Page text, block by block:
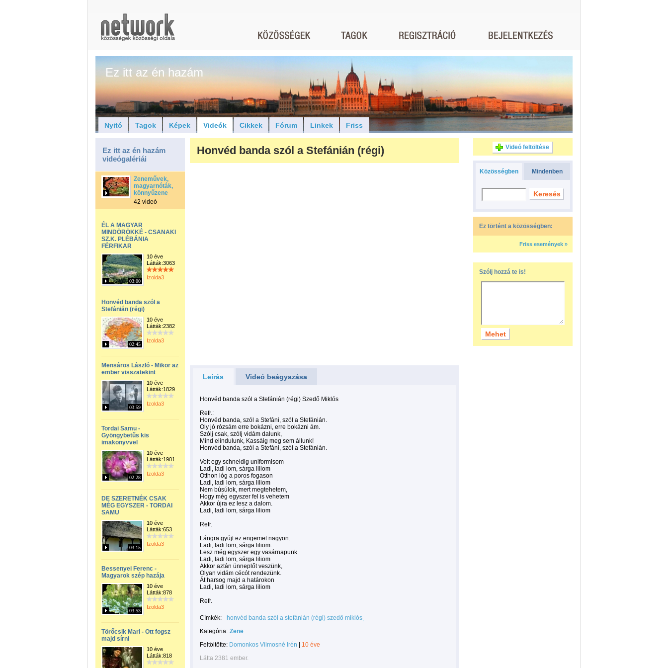
Ez itt az én hazám
Nyitó Tagok Képek Videók Cikkek Fórum Linkek Friss
Ez itt az én hazám
videógalériái
Zeneművek,
magyarnóták,
könnyűzene
42 videó
ÉL A MAGYAR
MINDÖRÖKKÉ - CSANAKI
SZ.K. PLÉBÁNIA
FÉRFIKAR
03:00
10 éve
Látták:3063
Izolda3
Honvéd banda szól a
Stefánián (régi)
02:45
10 éve
Látták:2382
Izolda3
Mensáros László - Mikor az
ember visszatekint
03:59
10 éve
Látták:1829
Izolda3
Tordai Samu -
Gyöngybetűs kis
imakonyvvel
02:28
10 éve
Látták:1901
Izolda3
DE SZERETNÉK CSAK
MÉG EGYSZER - TORDAI
SAMU
03:15
10 éve
Látták:653
Izolda3
Bessenyei Ferenc -
Magyarok szép hazája
03:53
10 éve
Látták:878
Izolda3
Törőcsik Mari - Ott fogsz
majd sírni
10 éve
Látták:818
Honvéd banda szól a Stefánián (régi)
Leírás Videó beágyazása
Honvéd banda szól a Stefánián (régi) Szedő Miklós
Refr.:
Honvéd banda, szól a Stefáni, szól a Stefánián.
Oly jó rózsám erre bokázni, erre bokázni ám.
Szólj csak, szólj vidám dalunk,
Mind elindulunk, Kassáig meg sem állunk!
Honvéd banda, szól a Stefáni, szól a Stefánián.
Volt egy schneidig uniformisom
Ladi, ladi lom, sárga liliom
Otthon lóg a poros fogason
Ladi, ladi lom, sárga liliom
Nem búsúlok, mert megtehetem,
Hogy még egyszer fel is vehetem
Akkor újra ez lesz a dalom.
Ladi, ladi lom, sárga liliom
Refr.
Lángra gyújt ez engemet nagyon.
Ladi, ladi lom, sárga liliom.
Lesz még egyszer egy vasárnapunk
Ladi, ladi lom, sárga liliom
Akkor aztán ünneplőt veszünk,
Olyan vidám cécót rendezünk.
Át harsog majd a határokon
Ladi, ladi lom, sárga liliom
Refr.
Címkék:
honvéd banda szól a stefánián (régi) szedő miklós
Kategória: Zene
Feltöltötte: Domonkos Vilmosné Irén
10 éve
Látta 2381 ember.
Videó feltöltése
Közösségben Mindenben
Ez történt a közösségben:
Friss események »
Szólj hozzá te is!